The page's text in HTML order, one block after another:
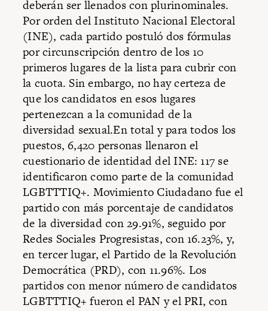
deberán ser llenados con plurinominales.
Por orden del Instituto Nacional Electoral
(INE), cada partido postuló dos fórmulas
por circunscripción dentro de los 10
primeros lugares de la lista para cubrir con
la cuota. Sin embargo, no hay certeza de
que los candidatos en esos lugares
pertenezcan a la comunidad de la
diversidad sexual.En total y para todos los
puestos, 6,420 personas llenaron el
cuestionario de identidad del INE: 117 se
identificaron como parte de la comunidad
LGBTTTIQ+. Movimiento Ciudadano fue el
partido con más porcentaje de candidatos
de la diversidad con 29.91%, seguido por
Redes Sociales Progresistas, con 16.23%, y,
en tercer lugar, el Partido de la Revolución
Democrática (PRD), con 11.96%. Los
partidos con menor número de candidatos
LGBTTTIQ+ fueron el PAN y el PRI, con